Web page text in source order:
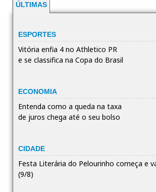
ÚLTIMAS
ESPORTES
Vitória enfia 4 no Athletico PR
e se classifica na Copa do Brasil
ECONOMIA
Entenda como a queda na taxa
de juros chega até o seu bolso
CIDADE
Festa Literária do Pelourinho começa e
(9/8)